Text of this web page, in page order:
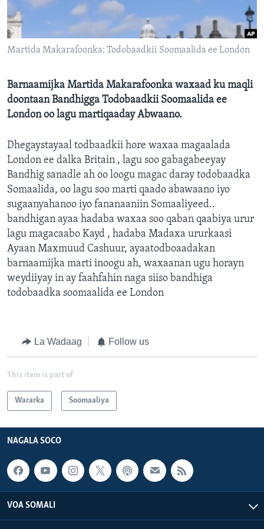
FAAQIDAADDA TODDOBAADKA
DHEXTAALKA TODDOBAADKA
Martida Makarafoonka: Todobaadkii Soomaalida ee London
Barnaamijka Martida Makarafoonka waxaad ku maqli
doontaan Bandhigga Todobaadkii Soomaalida ee
London oo lagu martiqaaday Abwaano.
Dhegaystayaal todbaadkii hore waxaa magaalada
London ee dalka Britain , lagu soo gabagabeeyay
Bandhig sanadle ah oo loogu magac daray todobaadka
Somaalida, oo lagu soo marti qaado abawaano iyo
sugaanyahanoo iyo fananaaniin Somaaliyeed..
bandhigan ayaa hadaba waxaa soo qaban qaabiya urur
lagu magacaabo Kayd , hadaba Madaxa ururkaasi
Ayaan Maxmuud Cashuur, ayaatodboaadakan
barnaamijka marti inoogu ah, waxaanan ugu horayn
weydiiyay in ay faahfahin naga siiso bandhiga
todobaadka soomaalida ee London
La Wadaag Follow us
This item is part of
Wararka Soomaaliya
NAGALA SOCO
VOA SOMALI